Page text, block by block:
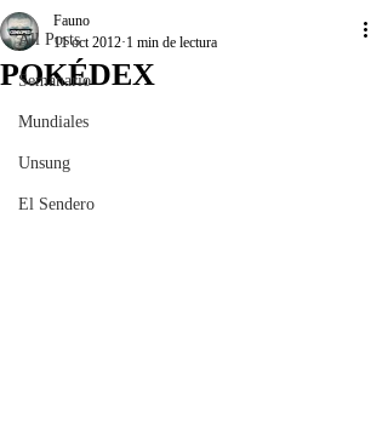
All Posts
Semanario
Mundiales
Unsung
El Sendero
POKÉDEX
Fauno
11 oct 2012 1 min de lectura